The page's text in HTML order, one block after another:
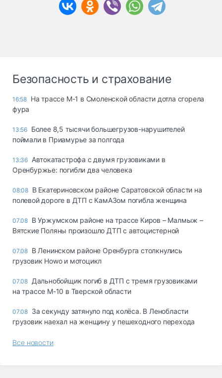
Безопасность и страхование
16:58 На трассе М-1 в Смоленской области дотла сгорела
фура
13:56 Более 8,5 тысячи большегрузов-нарушителей
поймали в Приамурье за полгода
13:36 Автокатастрофа с двумя грузовиками в
Оренбуржье: погибли два человека
08:08 В Екатериновском районе Саратовской области на
полевой дороге в ДТП с КамАЗом погибла женщина
07.08 В Уржумском районе на трассе Киров – Малмыж –
Вятские Поляны произошло ДТП с автоцистерной
07.08 В Ленинском районе Оренбурга столкнулись
грузовик Howo и мотоцикл
07.08 Дальнобойщик погиб в ДТП с тремя грузовиками
на трассе М-10 в Тверской области
07.08 За секунду затянуло под колёса. В Ленобласти
грузовик наехал на женщину у пешеходного перехода
Все новости